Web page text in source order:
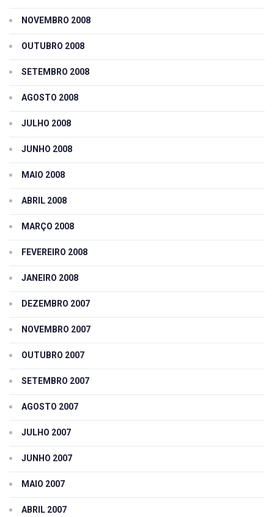
NOVEMBRO 2008
OUTUBRO 2008
SETEMBRO 2008
AGOSTO 2008
JULHO 2008
JUNHO 2008
MAIO 2008
ABRIL 2008
MARÇO 2008
FEVEREIRO 2008
JANEIRO 2008
DEZEMBRO 2007
NOVEMBRO 2007
OUTUBRO 2007
SETEMBRO 2007
AGOSTO 2007
JULHO 2007
JUNHO 2007
MAIO 2007
ABRIL 2007